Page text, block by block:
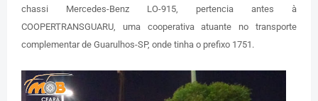
chassi Mercedes-Benz LO-915, pertencia antes à
COOPERTRANSGUARU, uma cooperativa atuante no transporte
complementar de Guarulhos-SP, onde tinha o prefixo 1751.